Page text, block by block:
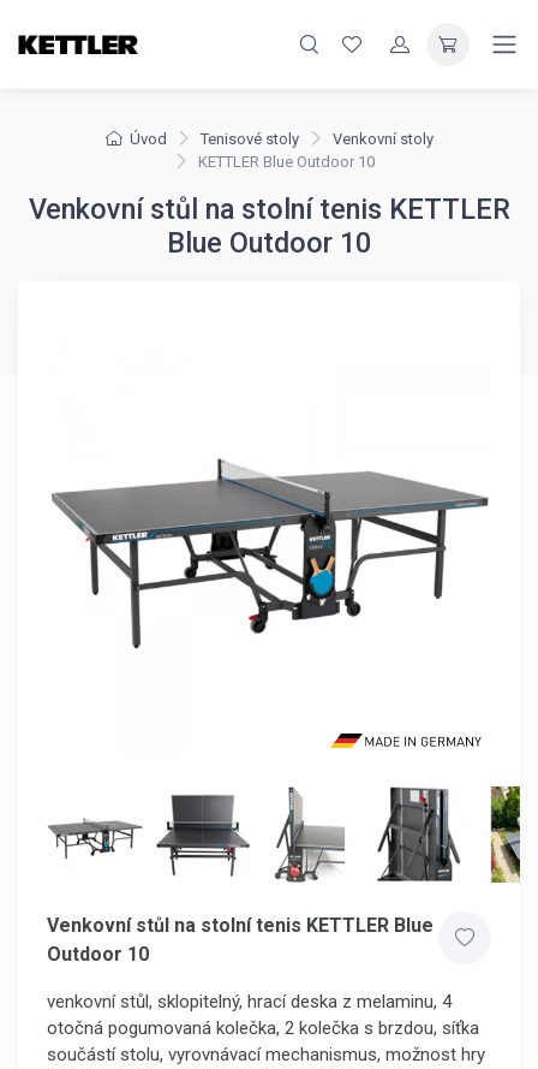
Úvod Tenisové stoly
Venkovní stoly
KETTLER Blue Outdoor 10
Venkovní stůl na stolní tenis KETTLER
Blue Outdoor 10
Venkovní stůl na stolní tenis KETTLER Blue
Outdoor 10
venkovní stůl, sklopitelný, hrací deska z melaminu, 4
otočná pogumovaná kolečka, 2 kolečka s brzdou, síťka
součástí stolu, vyrovnávací mechanismus, možnost hry